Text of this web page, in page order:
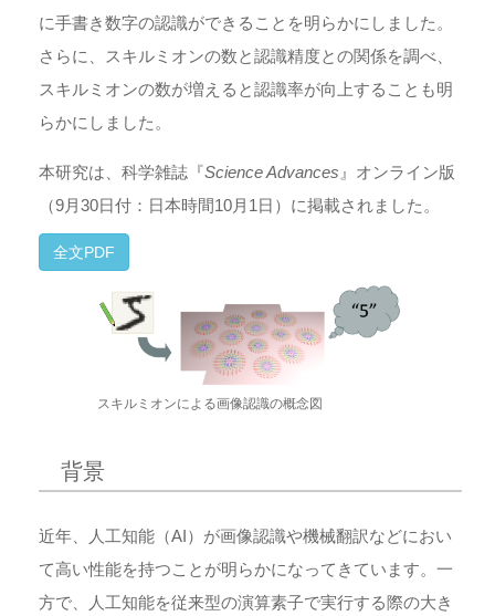
に手書き数字の認識ができることを明らかにしました。
さらに、スキルミオンの数と認識精度との関係を調べ、
スキルミオンの数が増えると認識率が向上することも明
らかにしました。
本研究は、科学雑誌『Science Advances 』オンライン版
（9月30日付：日本時間10月1日）に掲載されました。
全文PDF
スキルミオンによる画像認識の概念図
背景
近年、人工知能（AI）が画像認識や機械翻訳などにおい
て高い性能を持つことが明らかになってきています。一
方で、人工知能を従来型の演算素子で実行する際の大き